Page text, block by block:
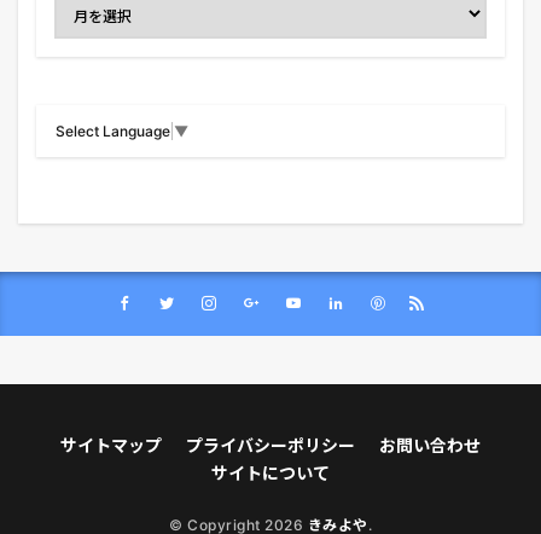
Select Language ▼
サイトマップ プライバシーポリシー
お問い合わせ
サイトについて
© Copyright 2026 きみよや .